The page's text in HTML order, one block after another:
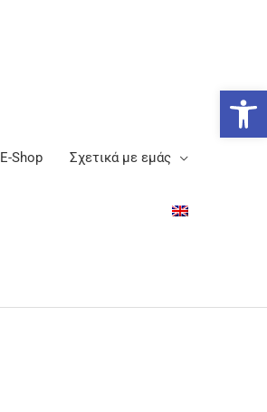
E-Shop Σχετικά με εμάς